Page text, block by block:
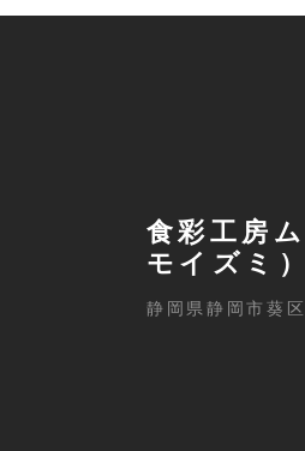
食彩工房
モイズミ）
静岡県静岡市葵